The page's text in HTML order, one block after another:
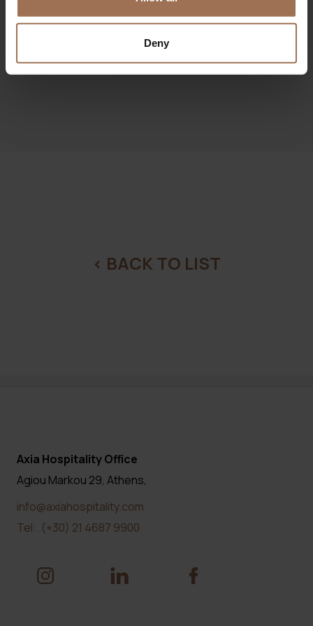
Deny
παρουσίαση)
< BACK TO LIST
Axia Hospitality Office
Agiou Markou 29, Athens,
info@axiahospitality.com
Tel:. (+30) 21 4687 9900